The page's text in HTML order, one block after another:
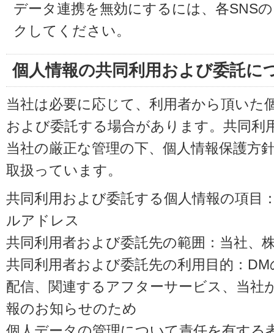
データ連携を無効にするには、各SNS
クしてください。
個人情報の共同利用および委託に
当社は必要に応じて、利用者から頂いた
および委託する場合があります。共同利
当社の厳正な管理の下、個人情報保護方
取扱っています。
共同利用および委託する個人情報の項目
ルアドレス
共同利用者および委託先の範囲：当社、
共同利用者および委託先の利用目的：
配信、関連するアフターサービス、当社
報のお知らせのため